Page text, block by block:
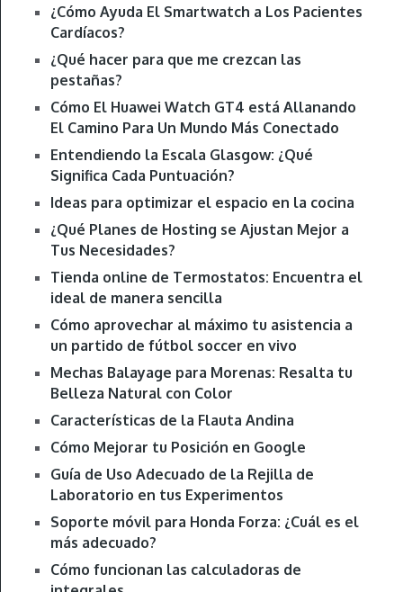
¿Cómo Ayuda El Smartwatch a Los Pacientes
Cardíacos?
¿Qué hacer para que me crezcan las
pestañas?
Cómo El Huawei Watch GT4 está Allanando
El Camino Para Un Mundo Más Conectado
Entendiendo la Escala Glasgow: ¿Qué
Significa Cada Puntuación?
Ideas para optimizar el espacio en la cocina
¿Qué Planes de Hosting se Ajustan Mejor a
Tus Necesidades?
Tienda online de Termostatos: Encuentra el
ideal de manera sencilla
Cómo aprovechar al máximo tu asistencia a
un partido de fútbol soccer en vivo
Mechas Balayage para Morenas: Resalta tu
Belleza Natural con Color
Características de la Flauta Andina
Cómo Mejorar tu Posición en Google
Guía de Uso Adecuado de la Rejilla de
Laboratorio en tus Experimentos
Soporte móvil para Honda Forza: ¿Cuál es el
más adecuado?
Cómo funcionan las calculadoras de